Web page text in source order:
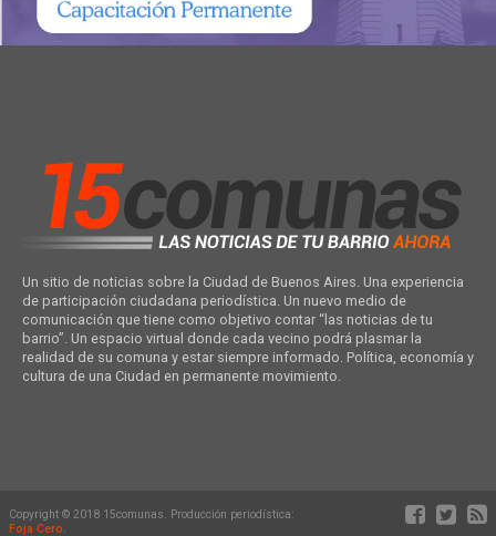
Un sitio de noticias sobre la Ciudad de Buenos Aires. Una experiencia
de participación ciudadana periodística. Un nuevo medio de
comunicación que tiene como objetivo contar “las noticias de tu
barrio”. Un espacio virtual donde cada vecino podrá plasmar la
realidad de su comuna y estar siempre informado. Política, economía y
cultura de una Ciudad en permanente movimiento.
Copyright © 2018 15comunas. Producción periodística:
Foja Cero